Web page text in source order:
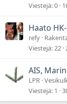
Viestejä 0
Haato
refy
Viestejä 22
AIS,
LPR
Viestejä 1